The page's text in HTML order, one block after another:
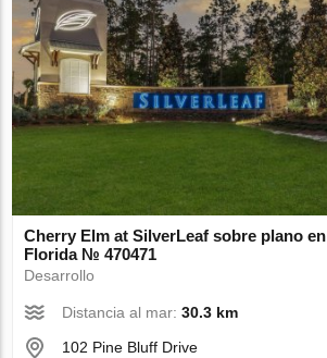
Cherry Elm at SilverLeaf sobre plano
Florida № 470471
Desarrollo
Distancia al mar:30.3 km
102 Pine Bluff Drive